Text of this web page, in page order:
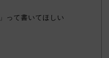
って書いてほしい